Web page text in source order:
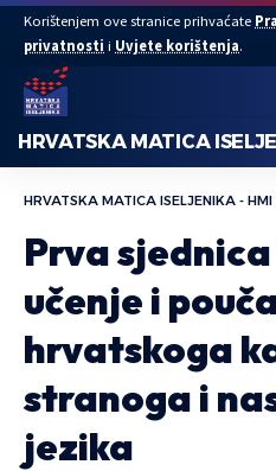
Korištenjem ove stranice prihvaćate
privatnosti i Uvjete korištenja.
HRVATSKA MATICA
HRVATSKA MATICA ISELJENIKA - HMI
Prva
učenje i
hrvatskoga
stranoga i
jezika